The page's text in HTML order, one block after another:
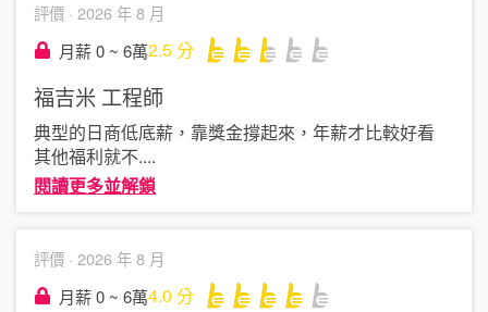
評價 · 2026 年 8 月
月薪 0 ~ 6萬2.5分
福吉米 工程師
典型的日商低底薪，靠獎金撐起來，年薪才比較好看
其他福利就不....
閱讀更多並解鎖
評價 · 2026 年 8 月
月薪 0 ~ 6萬4.0 分